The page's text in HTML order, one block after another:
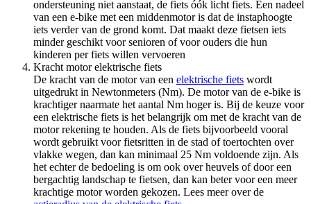
ondersteuning niet aanstaat, de fiets óók licht fiets. Een nadeel
van een e-bike met een middenmotor is dat de instaphoogte
iets verder van de grond komt. Dat maakt deze fietsen iets
minder geschikt voor senioren of voor ouders die hun
kinderen per fiets willen vervoeren
Kracht motor elektrische fiets
De kracht van de motor van een elektrische fiets wordt
uitgedrukt in Newtonmeters (Nm). De motor van de e-bike is
krachtiger naarmate het aantal Nm hoger is. Bij de keuze voor
een elektrische fiets is het belangrijk om met de kracht van de
motor rekening te houden. Als de fiets bijvoorbeeld vooral
wordt gebruikt voor fietsritten in de stad of toertochten over
vlakke wegen, dan kan minimaal 25 Nm voldoende zijn. Als
het echter de bedoeling is om ook over heuvels of door een
bergachtig landschap te fietsen, dan kan beter voor een meer
krachtige motor worden gekozen. Lees meer over de